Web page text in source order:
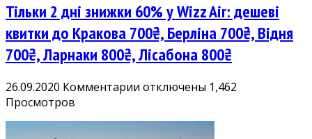
Тільки 2 дні знижки 60% у Wizz Air: дешеві
квитки до Кракова 700₴, Берліна 700₴, Відня
700₴, Ларнаки 800₴, Лісабона 800₴
26.09.2020 Комментарии котключены 1,462
Просмотров